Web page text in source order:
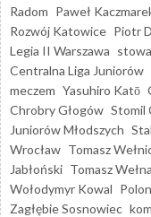
Radom Paweł
Rozwój Katowice Piotr
Legia II Warszawa
Centralna Liga Juniorów
meczem Yasuhiro Katō
Chrobry Głogów Stomil
Juniorów Młodszych
Wrocław Tomasz
Jabłoński Tomasz Wełna
Wołodymyr Kowal
Zagłębie Sosnowiec